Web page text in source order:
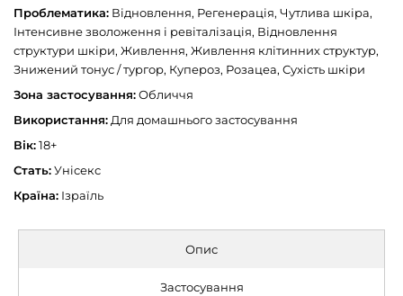
Проблематика: Відновлення, Регенерація, Чутлива шкіра,
Інтенсивне зволоження і ревіталізація, Відновлення
структури шкіри, Живлення, Живлення клітинних структур,
Знижений тонус / тургор, Купероз, Розацеа, Сухість шкіри
Зона застосування:Обличчя
Використання: Для домашнього застосування
Вік:18+
Стать:Унісекс
Країна: Ізраїль
Опис
Застосування